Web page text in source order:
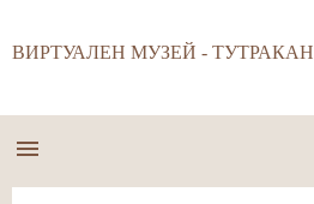
ВИРТУАЛЕН МУЗЕЙ - ТУТРАКАН